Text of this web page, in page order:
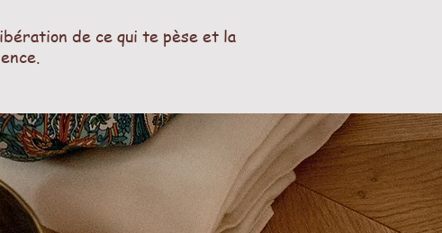
de ce qui te pèse et la